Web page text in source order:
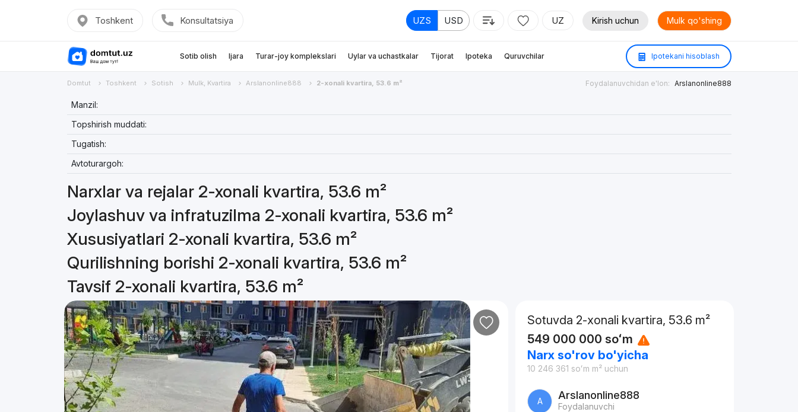
Toshkent Konsultatsiya UZS USD UZ Kirish uchun Mulk qo'shing
Sotib olish Ijara Turar-joy komplekslari Uylar va uchastkalar Tijorat Ipoteka Quruvchilar Ipotekani hisoblash
Domtut Toshkent Sotish Mulk, Kvartira Arslanonline888 2-xonali kvartira, 53.6 m² Foydalanuvchidan e'lon: Arslanonline888
Manzil:
Topshirish muddati:
Tugatish:
Avtoturargoh:
Narxlar va rejalar 2-xonali kvartira, 53.6 m²
Joylashuv va infratuzilma 2-xonali kvartira, 53.6 m²
Xususiyatlari 2-xonali kvartira, 53.6 m²
Qurilishning borishi 2-xonali kvartira, 53.6 m²
Tavsif 2-xonali kvartira, 53.6 m²
Sotuvda 2-xonali kvartira, 53.6 m²
549 000 000 soʻm
Narx so'rov bo'yicha
10 246 361 soʻm m² uchun
A Arslanonline888
Foydalanuvchi